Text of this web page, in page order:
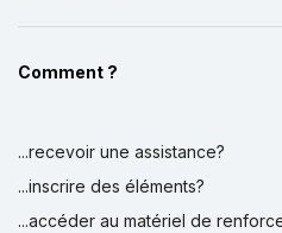
Comment ?
...recevoir une assistance?
...inscrire des éléments?
...accéder au matériel de